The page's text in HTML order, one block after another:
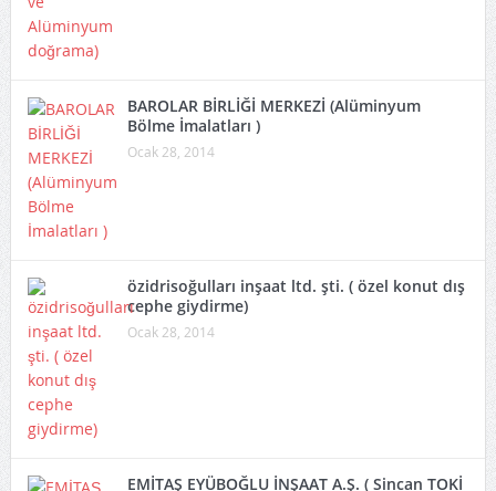
BAROLAR BİRLİĞİ MERKEZİ (Alüminyum
Bölme İmalatları )
Ocak 28, 2014
özidrisoğulları inşaat ltd. şti. ( özel konut dış
cephe giydirme)
Ocak 28, 2014
EMİTAŞ EYÜBOĞLU İNŞAAT A.Ş. ( Sincan TOKİ